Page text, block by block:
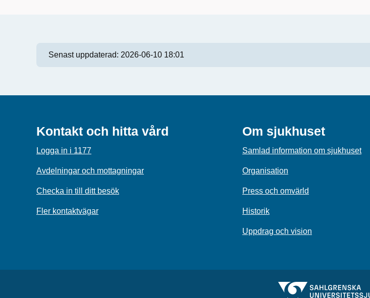
Senast uppdaterad: 2026-06-10 18:01
Kontakt och hitta vård
Logga in i 1177
Avdelningar och mottagningar
Checka in till ditt besök
Fler kontaktvägar
Om sjukhuset
Samlad information om sjukhuset
Organisation
Press och omvärld
Historik
Uppdrag och vision